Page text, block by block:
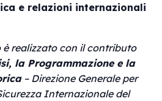
e relazioni internazionali
realizzato con il contributo
la Programmazione e la
– Direzione Generale per
Internazionale del